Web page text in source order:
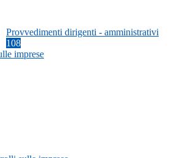
Provvedimenti dirigenti - amministrativi
108
imprese